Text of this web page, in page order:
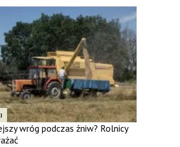
wróg podczas żniw? Rolnicy